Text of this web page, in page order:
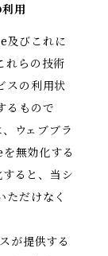
用
及びこれに
れらの技術
スの利用状
るもので
ウェブブラ
無効化する
ると、当シ
ただけなく
が提供する